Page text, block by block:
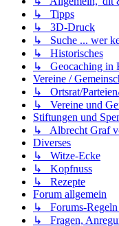
↳ Tipps
↳ 3D-Druck
↳ Suche ... wer
↳ Historisches
↳ Geocaching in
Vereine /
↳ Ortsrat/
↳ Vereine und
Stiftungen und
↳ Albrecht Graf
Diverses
↳ Witze-Ecke
↳ Kopfnuss
↳ Rezepte
Forum allgemein
↳ Forums-Regeln
↳ Fragen,